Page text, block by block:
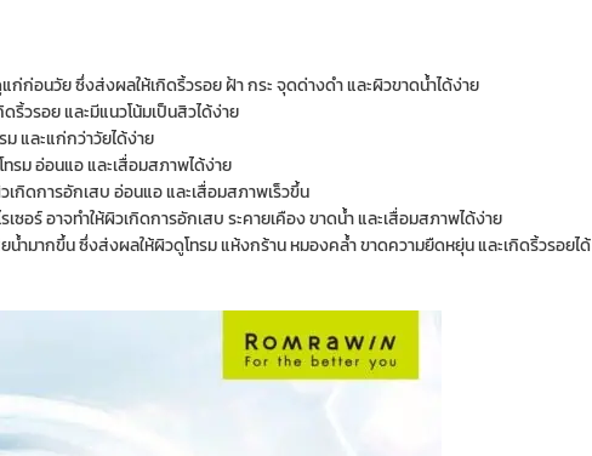
ก่ก่อนวัย ซึ่งส่งผลให้เกิดริ้วรอย ฝ้า กระ จุดด่างดำ และผิวขาดน้ำได้ง่าย
ริ้วรอย และมีแนวโน้มเป็นสิวได้ง่าย
และแก่กว่าวัยได้ง่าย
รม อ่อนแอ และเสื่อมสภาพได้ง่าย
เกิดการอักเสบ อ่อนแอ และเสื่อมสภาพเร็วขึ้น
ซอร์ อาจทำให้ผิวเกิดการอักเสบ ระคายเคือง ขาดน้ำ และเสื่อมสภาพได้ง่าย
มากขึ้น ซึ่งส่งผลให้ผิวดูโทรม แห้งกร้าน หมองคล้ำ ขาดความยืดหยุ่น และเกิดริ้วรอยได้